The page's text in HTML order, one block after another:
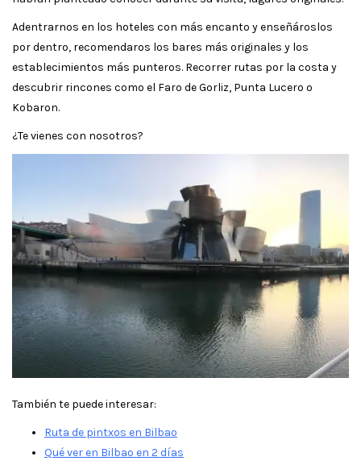
Adentrarnos en los hoteles con más encanto y enseñároslos
por dentro, recomendaros los bares más originales y los
establecimientos más punteros. Recorrer rutas por la costa y
descubrir rincones como el Faro de Gorliz, Punta Lucero o
Kobaron.
¿Te vienes con nosotros?
También te puede interesar:
Ruta de pintxos en Bilbao
Qué ver en Bilbao en 2 días